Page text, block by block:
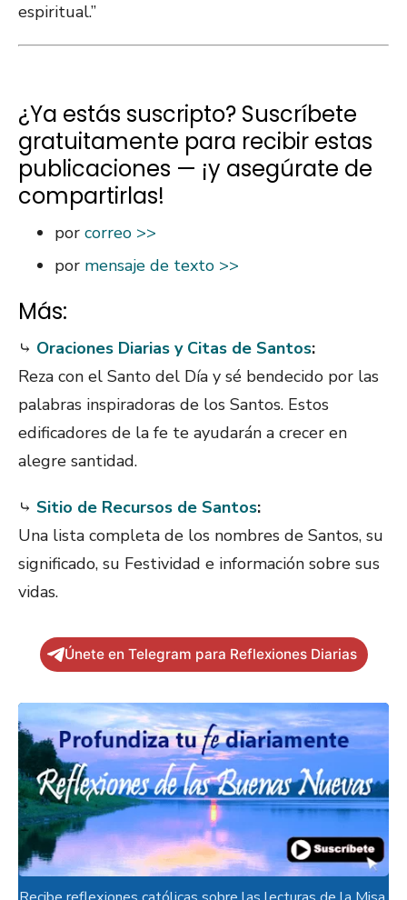
espiritual.”
¿Ya estás suscripto? Suscríbete
gratuitamente para recibir estas
publicaciones — ¡y asegúrate de
compartirlas!
por correo >>
por mensaje de texto >>
Más:
⤷ Oraciones Diarias y Citas de Santos:
Reza con el Santo del Día y sé bendecido por las
palabras inspiradoras de los Santos. Estos
edificadores de la fe te ayudarán a crecer en
alegre santidad.
⤷ Sitio de Recursos de Santos:
Una lista completa de los nombres de Santos, su
significado, su Festividad e información sobre sus
vidas.
Únete en Telegram para Reflexiones Diarias